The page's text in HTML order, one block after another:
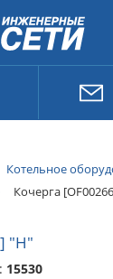
Котельное
Кочерга
"Н"
15530